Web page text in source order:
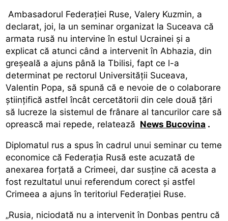
Ambasadorul Federației Ruse, Valery Kuzmin, a
declarat, joi, la un seminar organizat la Suceava că
armata rusă nu intervine în estul Ucrainei și a
explicat că atunci când a intervenit în Abhazia, din
greșeală a ajuns până la Tbilisi, fapt ce l-a
determinat pe rectorul Universității Suceava,
Valentin Popa, să spună că e nevoie de o colaborare
științifică astfel încât cercetătorii din cele două țări
să lucreze la sistemul de frânare al tancurilor care să
oprească mai repede, relatează News Bucovina .
Diplomatul rus a spus în cadrul unui seminar cu teme
economice că Federația Rusă este acuzată de
anexarea forțată a Crimeei, dar susține că acesta a
fost rezultatul unui referendum corect și astfel
Crimeea a ajuns în teritoriul Federației Ruse.
„Rusia, niciodată nu a intervenit în Donbas pentru că